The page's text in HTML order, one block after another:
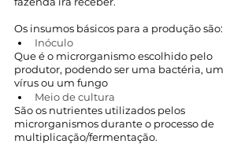
Os insumos básicos para a produção são:
Inóculo
Que é o microrganismo escolhido pelo
produtor, podendo ser uma bactéria, um
vírus ou um fungo
Meio de cultura
São os nutrientes utilizados pelos
microrganismos durante o processo de
multiplicação/fermentação.